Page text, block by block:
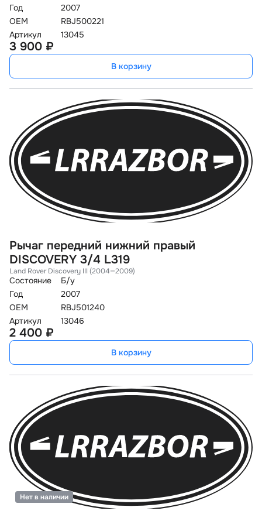
Год
2007
OEM
RBJ500221
Артикул
13045
3 900 ₽
В корзину
Рычаг передний нижний правый
DISCOVERY 3/4 L319
Land Rover Discovery III (2004—2009)
Состояние
Б/у
Год
2007
OEM
RBJ501240
Артикул
13046
2 400 ₽
В корзину
Нет в наличии